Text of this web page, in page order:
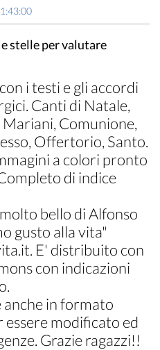
stelle per valutare
i testi e gli accordi
Canti di Natale,
Comunione,
Offertorio, Santo.
a colori pronto
di indice
bello di Alfonso
gusto alla vita"
E' distribuito con
con indicazioni
in formato
modificato ed
Grazie ragazzi!!